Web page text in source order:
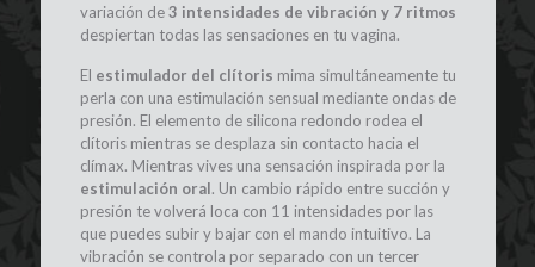
variación de3 intensidades de vibración y 7 ritmos
despiertan todas las sensaciones en tu vagina.
El estimulador del clítoris mima simultáneamente tu
perla con una estimulación sensual mediante ondas de
presión. El elemento de silicona redondo rodea el
clítoris mientras se desplaza sin contacto hacia el
clímax. Mientras vives una sensación inspirada por la
estimulación oral. Un cambio rápido entre succión y
presión te volverá loca con 11 intensidades por las
que puedes subir y bajar con el mando intuitivo. La
vibración se controla por separado con un tercer